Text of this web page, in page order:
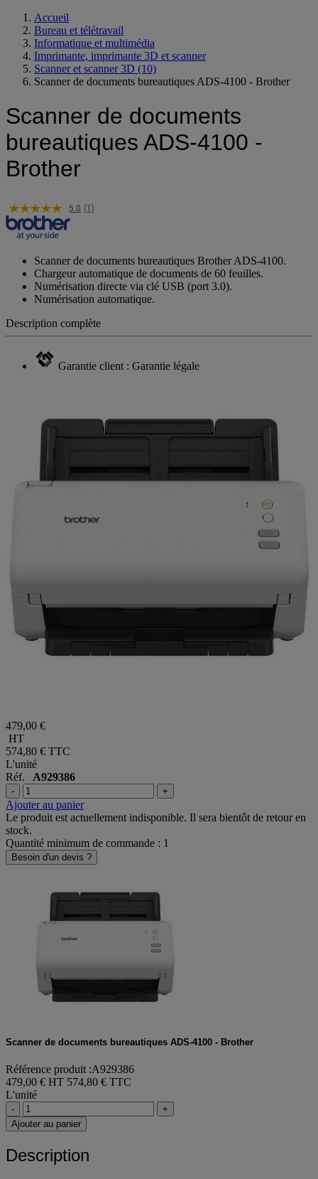
Accueil
Bureau et télétravail
Informatique et multimédia
Imprimante, imprimante 3D et scanner
Scanner et scanner 3D (10)
Scanner de documents bureautiques ADS-4100 - Brother
Scanner de documents
bureautiques ADS-4100 -
Brother
5.0 (1)
Scanner de documents bureautiques Brother ADS-4100.
Chargeur automatique de documents de 60 feuilles.
Numérisation directe via clé USB (port 3.0).
Numérisation automatique.
Description complète
Garantie client : Garantie légale
479,00 €
HT
574,80 € TTC
L'unité
Réf. A929386
- +
Ajouter au panier
Le produit est actuellement indisponible. Il sera bientôt de retour en
stock.
Quantité minimum de commande : 1
Besoin d'un devis ?
Scanner de documents bureautiques ADS-4100 - Brother
Référence produit :A929386
479,00 € HT 574,80 € TTC
L'unité
-
+
Ajouter au panier
Description